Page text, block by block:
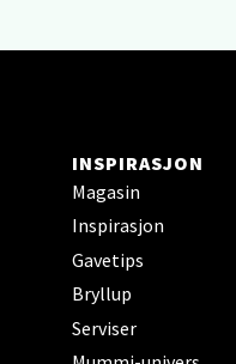
INSPIRASJON
Magasin
Inspirasjon
Gavetips
Bryllup
Serviser